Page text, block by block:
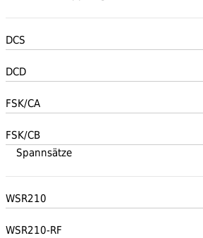
DCS
DCD
FSK/CA
FSK/CB
Spannsätze
WSR210
WSR210-RF